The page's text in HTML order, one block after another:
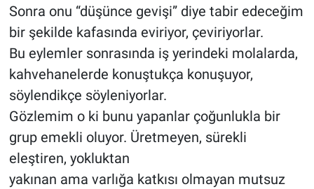
Sonra onu “düşünce gevişi” diye tabir edeceğim
bir şekilde kafasında eviriyor, çeviriyorlar.
Bu eylemler sonrasında iş yerindeki molalarda,
kahvehanelerde konuştukça konuşuyor,
söylendikçe söyleniyorlar.
Gözlemim o ki bunu yapanlar çoğunlukla bir
grup emekli oluyor. Üretmeyen, sürekli
eleştiren, yokluktan
yakınan ama varlığa katkısı olmayan mutsuz